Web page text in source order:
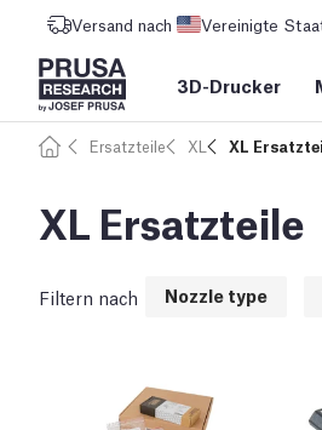
Versand nach Vereinigte
3D-Drucker
Ersatzteile XL XL
XL Ersatzteile
Filtern nach Nozzle type